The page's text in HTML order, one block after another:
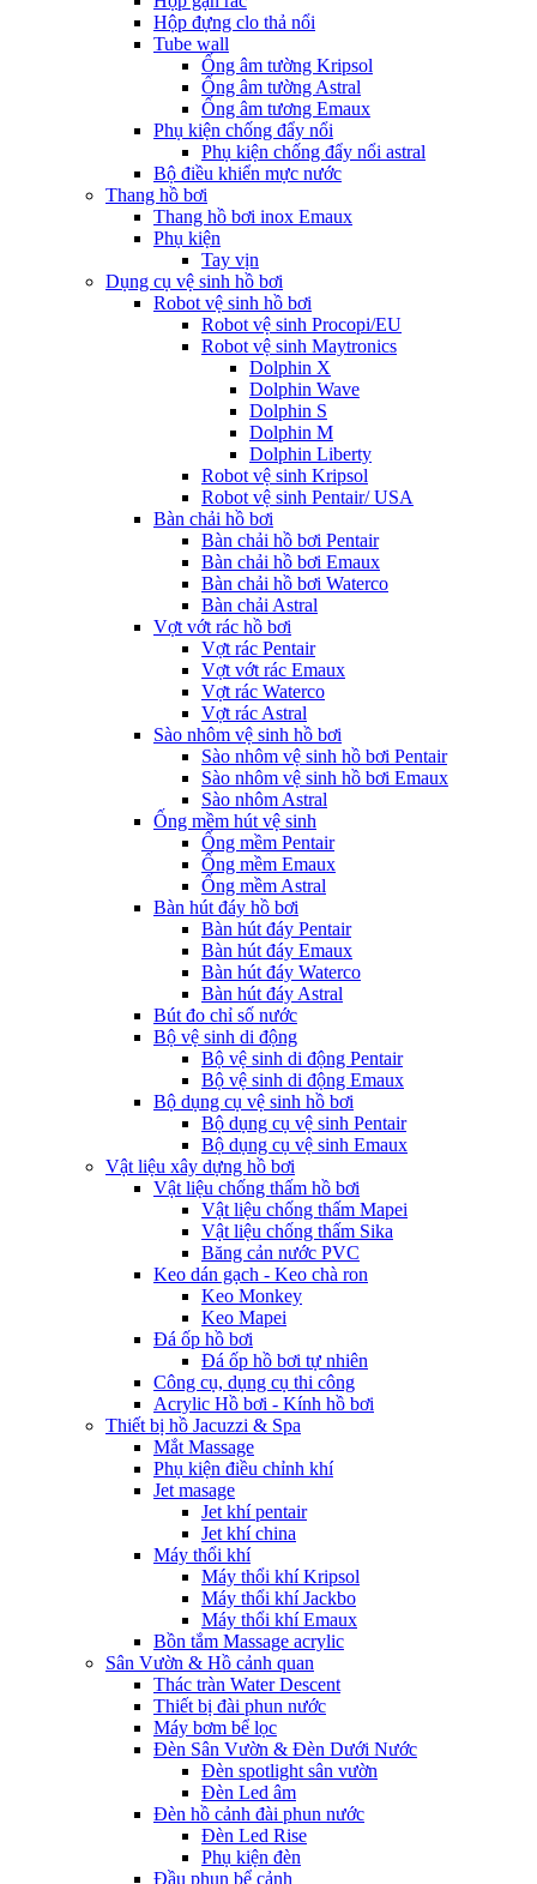
Hộp đựng clo thả nổi
Tube wall
Ống âm tường Kripsol
Ống âm tường Astral
Ống âm tương Emaux
Phụ kiện chống đẩy nổi
Phụ kiện chống đẩy nổi astral
Bộ điều khiển mực nước
Thang hồ bơi
Thang hồ bơi inox Emaux
Phụ kiện
Tay vịn
Dụng cụ vệ sinh hồ bơi
Robot vệ sinh hồ bơi
Robot vệ sinh Procopi/EU
Robot vệ sinh Maytronics
Dolphin X
Dolphin Wave
Dolphin S
Dolphin M
Dolphin Liberty
Robot vệ sinh Kripsol
Robot vệ sinh Pentair/ USA
Bàn chải hồ bơi
Bàn chải hồ bơi Pentair
Bàn chải hồ bơi Emaux
Bàn chải hồ bơi Waterco
Bàn chải Astral
Vợt vớt rác hồ bơi
Vợt rác Pentair
Vợt vớt rác Emaux
Vợt rác Waterco
Vợt rác Astral
Sào nhôm vệ sinh hồ bơi
Sào nhôm vệ sinh hồ bơi Pentair
Sào nhôm vệ sinh hồ bơi Emaux
Sào nhôm Astral
Ống mềm hút vệ sinh
Ống mềm Pentair
Ống mềm Emaux
Ống mềm Astral
Bàn hút đáy hồ bơi
Bàn hút đáy Pentair
Bàn hút đáy Emaux
Bàn hút đáy Waterco
Bàn hút đáy Astral
Bút đo chỉ số nước
Bộ vệ sinh di động
Bộ vệ sinh di động Pentair
Bộ vệ sinh di động Emaux
Bộ dụng cụ vệ sinh hồ bơi
Bộ dụng cụ vệ sinh Pentair
Bộ dụng cụ vệ sinh Emaux
Vật liệu xây dựng hồ bơi
Vật liệu chống thấm hồ bơi
Vật liệu chống thấm Mapei
Vật liệu chống thấm Sika
Băng cản nước PVC
Keo dán gạch - Keo chà ron
Keo Monkey
Keo Mapei
Đá ốp hồ bơi
Đá ốp hồ bơi tự nhiên
Công cụ, dụng cụ thi công
Acrylic Hồ bơi - Kính hồ bơi
Thiết bị hồ Jacuzzi & Spa
Mắt Massage
Phụ kiện điều chỉnh khí
Jet masage
Jet khí pentair
Jet khí china
Máy thổi khí
Máy thổi khí Kripsol
Máy thổi khí Jackbo
Máy thổi khí Emaux
Bồn tắm Massage acrylic
Sân Vườn & Hồ cảnh quan
Thác tràn Water Descent
Thiết bị đài phun nước
Máy bơm bể lọc
Đèn Sân Vườn & Đèn Dưới Nước
Đèn spotlight sân vườn
Đèn Led âm
Đèn hồ cảnh đài phun nước
Đèn Led Rise
Phụ kiện đèn
Đầu phun bể cảnh